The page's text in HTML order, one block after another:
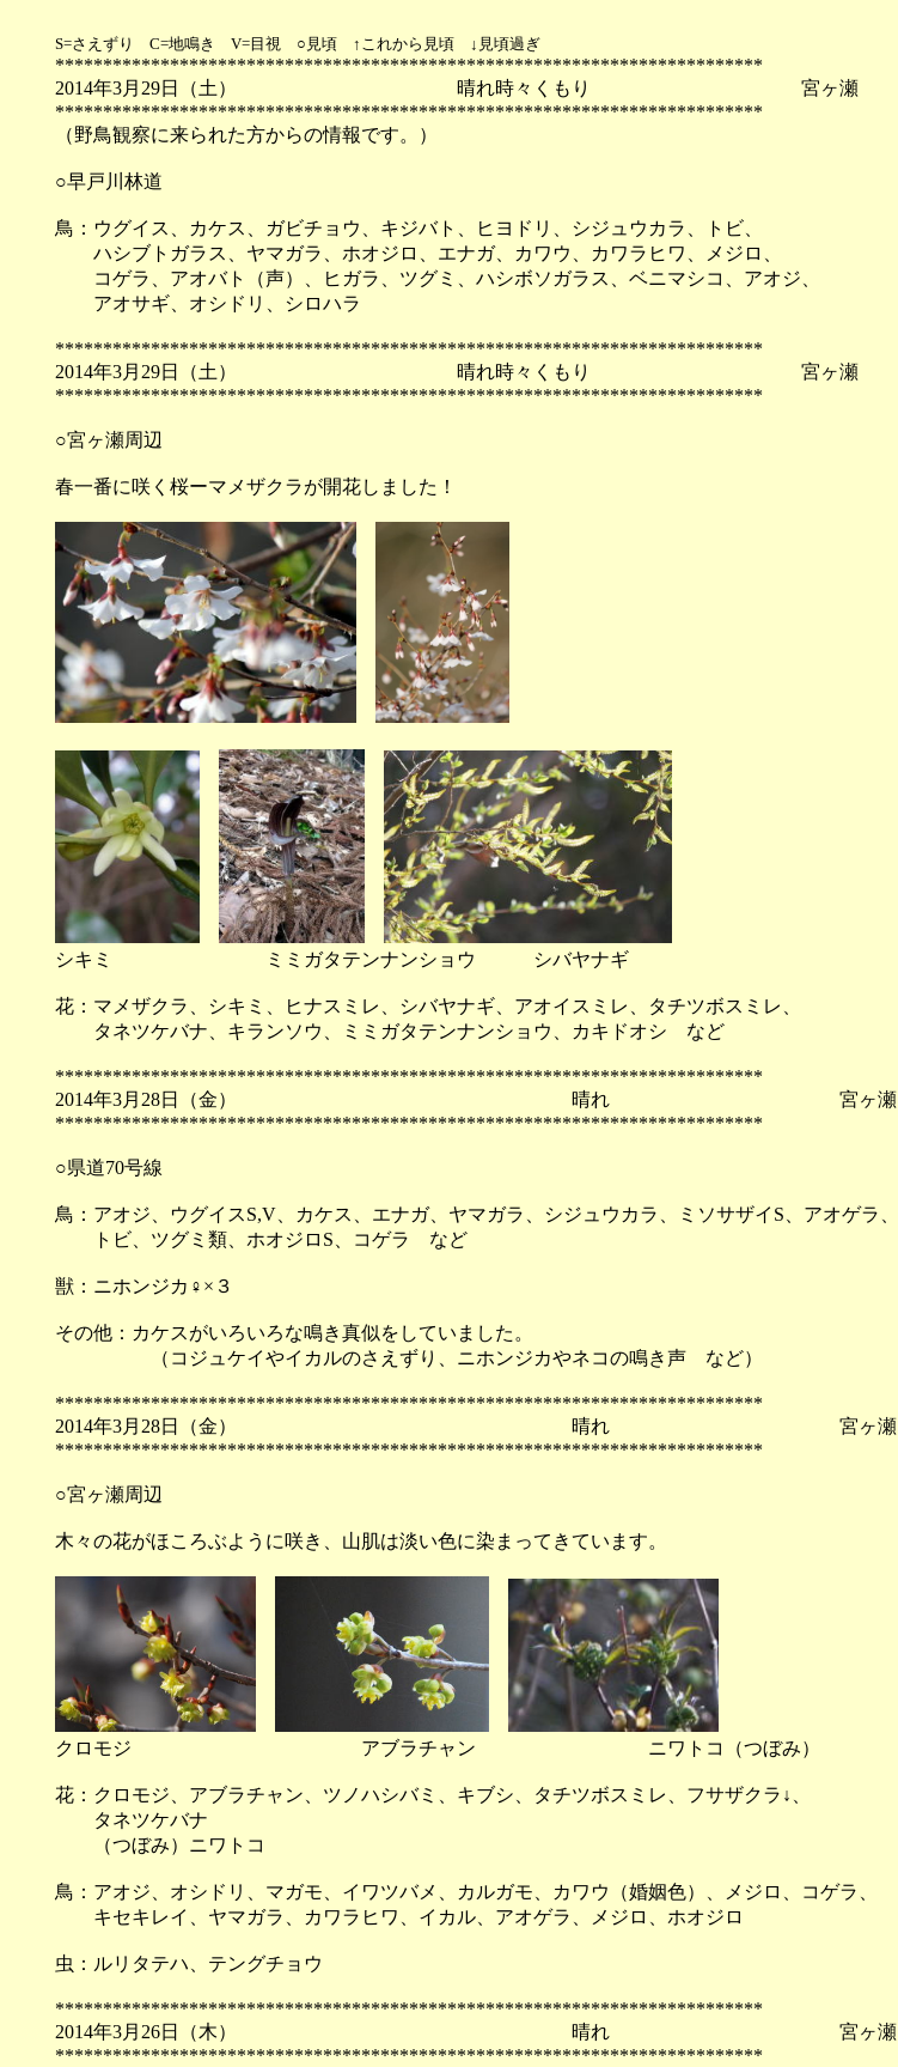
S=さえずり C=地鳴き V=目視 ○見頃 ↑これから見頃 ↓見頃過ぎ
**************************************************************************
2014年3月29日（土） 晴れ時々くもり 宮ヶ瀬
**************************************************************************
（野鳥観察に来られた方からの情報です。）
○早戸川林道
鳥：ウグイス、カケス、ガビチョウ、キジバト、ヒヨドリ、シジュウカラ、トビ、
ハシブトガラス、ヤマガラ、ホオジロ、エナガ、カワウ、カワラヒワ、メジロ、
コゲラ、アオバト（声）、ヒガラ、ツグミ、ハシボソガラス、ベニマシコ、アオジ、
アオサギ、オシドリ、シロハラ
**************************************************************************
2014年3月29日（土） 晴れ時々くもり 宮ヶ瀬
**************************************************************************
○宮ヶ瀬周辺
春一番に咲く桜ーマメザクラが開花しました！
シキミ ミミガタテンナンショウ シバヤナギ
花：マメザクラ、シキミ、ヒナスミレ、シバヤナギ、アオイスミレ、タチツボスミレ、
タネツケバナ、キランソウ、ミミガタテンナンショウ、カキドオシ など
**************************************************************************
2014年3月28日（金） 晴れ 宮ヶ瀬
**************************************************************************
○県道70号線
鳥：アオジ、ウグイスS,V、カケス、エナガ、ヤマガラ、シジュウカラ、ミソサザイS、アオゲラ、
トビ、ツグミ類、ホオジロS、コゲラ など
獣：ニホンジカ♀×３
その他：カケスがいろいろな鳴き真似をしていました。
（コジュケイやイカルのさえずり、ニホンジカやネコの鳴き声 など）
**************************************************************************
2014年3月28日（金） 晴れ 宮ヶ瀬
**************************************************************************
○宮ヶ瀬周辺
木々の花がほころぶように咲き、山肌は淡い色に染まってきています。
クロモジ アブラチャン ニワトコ（つぼみ）
花：クロモジ、アブラチャン、ツノハシバミ、キブシ、タチツボスミレ、フサザクラ↓、
タネツケバナ
（つぼみ）ニワトコ
鳥：アオジ、オシドリ、マガモ、イワツバメ、カルガモ、カワウ（婚姻色）、メジロ、コゲラ、
キセキレイ、ヤマガラ、カワラヒワ、イカル、アオゲラ、メジロ、ホオジロ
虫：ルリタテハ、テングチョウ
**************************************************************************
2014年3月26日（木） 晴れ 宮ヶ瀬
**************************************************************************